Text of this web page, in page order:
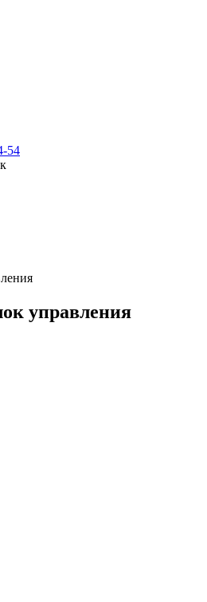
54
управления